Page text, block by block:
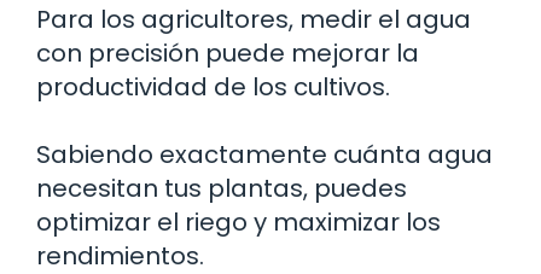
Para los agricultores, medir el agua
con precisión puede mejorar la
productividad de los cultivos.
Sabiendo exactamente cuánta agua
necesitan tus plantas, puedes
optimizar el riego y maximizar los
rendimientos.